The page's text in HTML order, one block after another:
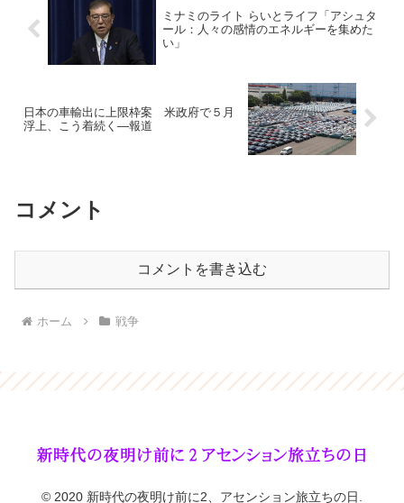
ミナミのライト らいとライフ「アシュタ
ール：人々の感情のエネルギーを集めた
い」
日本の車輸出に上限枠案 米政府で５月
浮上、こう着続く―報道
コメント
コメントを書き込む
ホーム 戦争
© 2020 新時代の夜明け前に2、アセンション旅立ちの日.